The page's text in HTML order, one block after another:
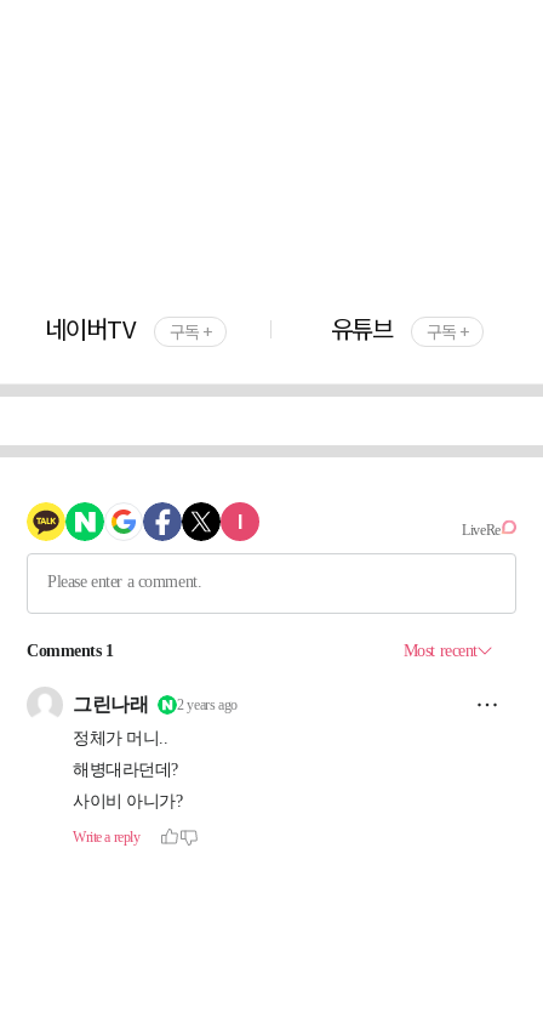
네이버TV 구독 + 유튜브 구독 +